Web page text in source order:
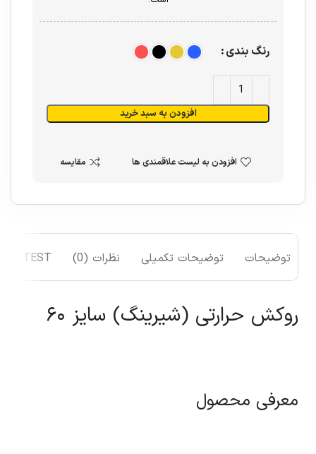
رنگ بندی
افزودن به سبد خرید
افزودن به لیست علاقمندی ها مقایسه
توضیحات توضیحات تکمیلی نظرات (0) TEST
روکش حرارتی (شیرینگ) سایز ۶۰
معرفی محصول